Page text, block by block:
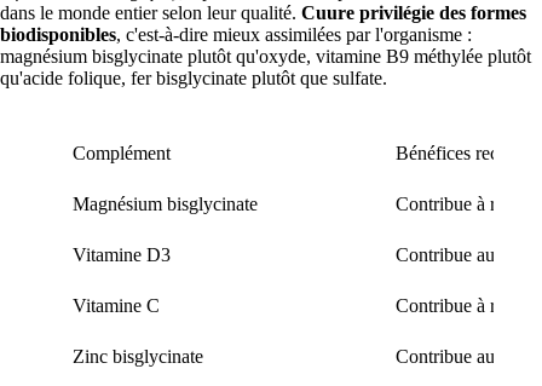
dans le monde entier selon leur qualité. Cuure privilégie des formes
biodisponibles, c'est-à-dire mieux assimilées par l'organisme :
magnésium bisglycinate plutôt qu'oxyde, vitamine B9 méthylée plutôt
qu'acide folique, fer bisglycinate plutôt que sulfate.
Complément Bénéfices
Magnésium bisglycinate Contribue à
Vitamine D3 Contribue au
Vitamine C Contribue à
Zinc bisglycinate Contribue au